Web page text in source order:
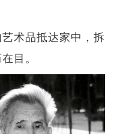
术品抵达家中，拆
目。